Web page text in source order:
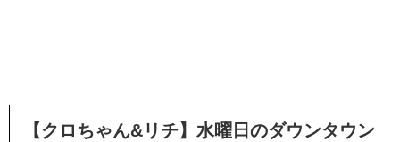
【クロちゃん&リチ】水曜日のダウンタウン